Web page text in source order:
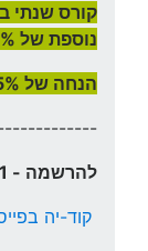
קורס שנתי
נוספת של 10% .
הנחה של 5% נוספים בצירוף חבר/ה
להרשמה - 0506333211 laor05@gmail.com
קוד-יה